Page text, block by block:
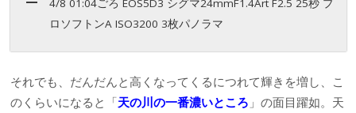
4/8 01:04ごろ EOS5D3 シグマ24mmF1.4Art F2.5 25秒 プ
ロソフトンA ISO3200 3枚パノラマ
それでも、だんだんと高くなってくるにつれて輝きを増し、こ
のくらいになると「天の川の一番濃いところ 」の面目躍如。天